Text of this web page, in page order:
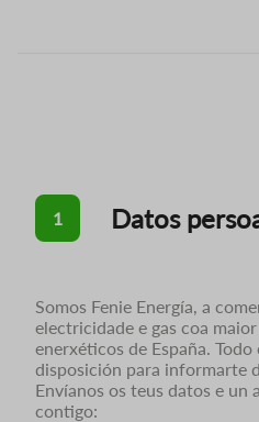
1 Datos
Somos Fenie Energía, a
electricidade e gas coa
enerxéticos de España.
disposición para informarte
Envíanos os teus datos e un
contigo: